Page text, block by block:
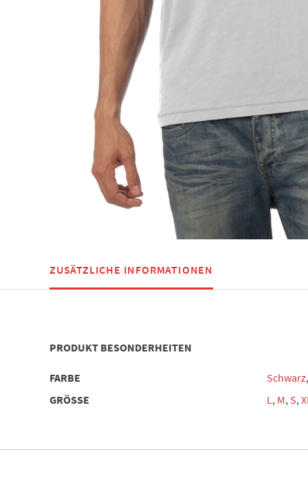
ZUSÄTZLICHE INFORMATIONEN
PRODUKT BESONDERHEITEN
FARBE Schwarz,
GRÖSSE
L, M, S,